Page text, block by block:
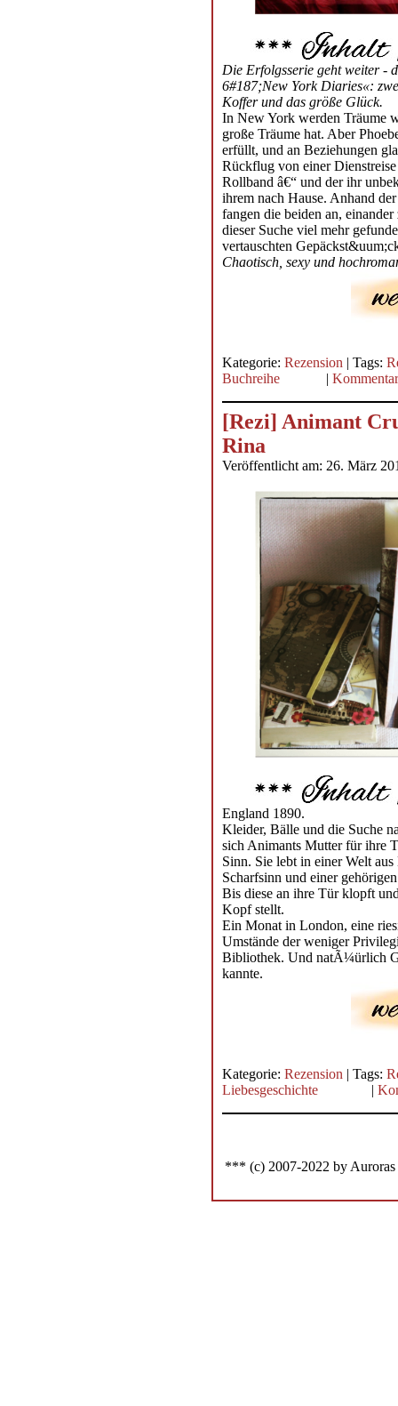
Die Erfolgsserie geht weiter -
6#187;New York Diaries«:
Koffer und das größe Glück.
In New York werden Träume
große Träume hat. Aber
erfüllt, und an Beziehungen
Rückflug von einer
Rollband â€“ und der ihr
ihrem nach Hause. Anhand
fangen die beiden an,
dieser Suche viel mehr
vertauschten
Chaotisch, sexy und
Kategorie:Rezension | Tags:
Buchreihe
|
[Rezi] Animant
Rina
Veröffentlicht am: 26. März
England 1890.
Kleider, Bälle und die Suche
sich Animants Mutter für ihre
Sinn. Sie lebt in einer Welt
Scharfsinn und einer
Bis diese an ihre Tür klopft
Kopf stellt.
Ein Monat in London, eine
Umstände der weniger
Bibliothek. Und natÃ¼ürlich
kannte.
Kategorie:Rezension | Tags:
Liebesgeschichte
|
*** (c) 2007-2022 by